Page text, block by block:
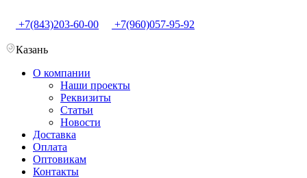
+7(843)203-60-00 +7(960)057-95-92
Казань
О компании
Наши проекты
Реквизиты
Статьи
Новости
Доставка
Оплата
Оптовикам
Контакты